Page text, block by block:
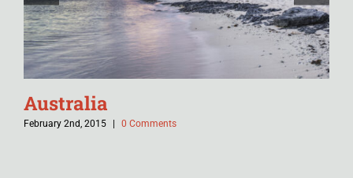
Australia
February 2nd, 2015 | 0 Comments